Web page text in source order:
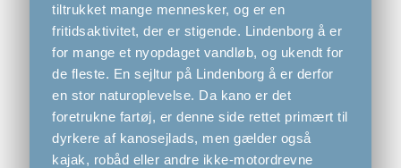
tiltrukket mange mennesker, og er en
fritidsaktivitet, der er stigende. Lindenborg å er
for mange et nyopdaget vandløb, og ukendt for
de fleste. En sejltur på Lindenborg å er derfor
en stor naturoplevelse. Da kano er det
foretrukne fartøj, er denne side rettet primært til
dyrkere af kanosejlads, men gælder også
kajak, robåd eller andre ikke-motordrevne